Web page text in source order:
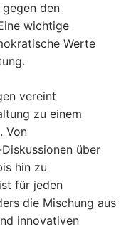
den
wichtige
Werte
vereint
zu einem
Von
über
hin zu
für jeden
die Mischung aus
innovativen